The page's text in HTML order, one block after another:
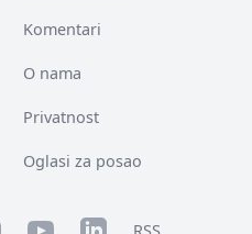
Komentari
O nama
Privatnost
Oglasi za posao
YouTubeLinkedIn